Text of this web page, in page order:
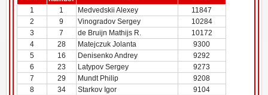
1
1 Medvedskii Alexey
11847
2
9 Vinogradov Sergey
10284
3
7 de Bruijn Mathijs R.
10172
4
28 Matejczuk Jolanta
9300
5
16 Denisenko Andrey
9292
6
23 Latypov Sergey
9273
7
29 Mundt Philip
9208
8
34 Starkov Igor
9104